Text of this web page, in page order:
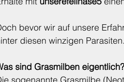
bevor wir auf unsere
diesen winzigen Parasiten.
sind Grasmilben eigentlich?